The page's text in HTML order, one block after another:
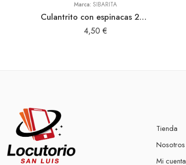
Marca: SIBARITA
Culantrito con espinacas 250gr Doy Pack (Sibarita)
4,50 €
Tienda
Nosotros
Mi cuenta